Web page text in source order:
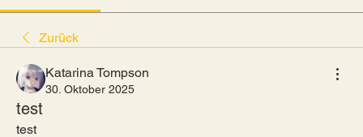
Zurück
Katarina Tompson
30. Oktober 2025
test
test